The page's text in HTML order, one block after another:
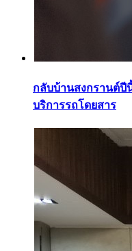
กลับบ้านสงกรานต์ปี
บริการรถโดยสาร